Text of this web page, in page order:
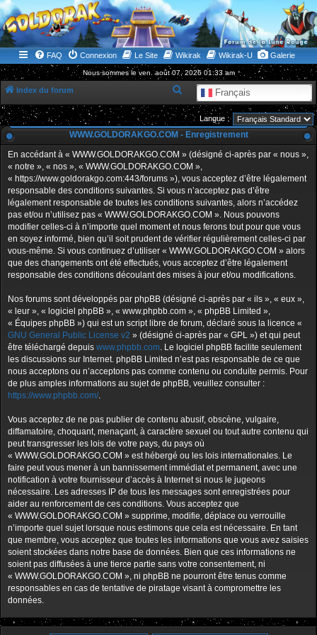
WWW.GOLDORAKGO.COM
le site de la Lune Rouge
FAQ Connexion Le Site Wikirak Wikirak-U Galerie
Nous sommes le ven. août 07, 2026 01:33 am
Index du forum Français
e
c
h
e
c
h
e
r
Langue :
WWW.GOLDORAKGO.COM - Enregistrement
En accédant à « WWW.GOLDORAKGO.COM » (désigné ci-après par « nous »,
« notre », « nos », « WWW.GOLDORAKGO.COM »,
« https://www.goldorakgo.com:443/forums »), vous acceptez d’être légalement
responsable des conditions suivantes. Si vous n’acceptez pas d’être
légalement responsable de toutes les conditions suivantes, alors n’accédez
pas et/ou n’utilisez pas « WWW.GOLDORAKGO.COM ». Nous pouvons
modifier celles-ci à n’importe quel moment et nous ferons tout pour que vous
en soyez informé, bien qu’il soit prudent de vérifier régulièrement celles-ci par
vous-même. Si vous continuez d’utiliser « WWW.GOLDORAKGO.COM » alors
que des changements ont été effectués, vous acceptez d’être légalement
responsable des conditions découlant des mises à jour et/ou modifications.
Nos forums sont développés par phpBB (désigné ci-après par « ils », « eux »,
« leur », « logiciel phpBB », « www.phpbb.com », « phpBB Limited »,
« Équipes phpBB ») qui est un script libre de forum, déclaré sous la licence «
GNU General Public License v2 » (désigné ci-après par « GPL ») et qui peut
être téléchargé depuis www.phpbb.com. Le logiciel phpBB facilite seulement
les discussions sur Internet. phpBB Limited n’est pas responsable de ce que
nous acceptons ou n’acceptons pas comme contenu ou conduite permis. Pour
de plus amples informations au sujet de phpBB, veuillez consulter :
https://www.phpbb.com/.
Vous acceptez de ne pas publier de contenu abusif, obscène, vulgaire,
diffamatoire, choquant, menaçant, à caractère sexuel ou tout autre contenu qui
peut transgresser les lois de votre pays, du pays où
« WWW.GOLDORAKGO.COM » est hébergé ou les lois internationales. Le
faire peut vous mener à un bannissement immédiat et permanent, avec une
notification à votre fournisseur d’accès à Internet si nous le jugeons
nécessaire. Les adresses IP de tous les messages sont enregistrées pour
aider au renforcement de ces conditions. Vous acceptez que
« WWW.GOLDORAKGO.COM » supprime, modifie, déplace ou verrouille
n’importe quel sujet lorsque nous estimons que cela est nécessaire. En tant
que membre, vous acceptez que toutes les informations que vous avez saisies
soient stockées dans notre base de données. Bien que ces informations ne
soient pas diffusées à une tierce partie sans votre consentement, ni
« WWW.GOLDORAKGO.COM », ni phpBB ne pourront être tenus comme
responsables en cas de tentative de piratage visant à compromettre les
données.